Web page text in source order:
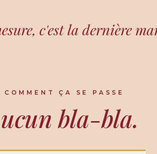
c'estla dernière
COMMENT ÇA SE PASSE
bla-bla.